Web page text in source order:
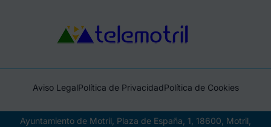
Aviso LegalPolítica de PrivacidadPolítica de Cookies
Ayuntamiento de Motril, Plaza de España, 1, 18600, Motril,